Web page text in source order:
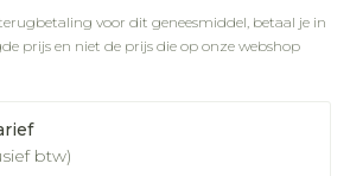
voor dit geneesmiddel, betaal je in
prijs en niet de prijs die op onze webshop
btw)